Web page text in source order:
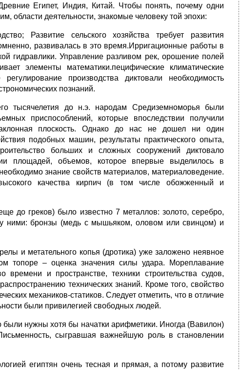
Египет, Индия, Китай. Чтобы понять, почему одни
области деятельности, знакомые человеку той эпохи:
Развитие сельского хозяйства требует развития
развивалась в это время.Ирригационные работы в
гидравлики. Управление разливом рек, орошение полей
элементы математики.пецифические климатические
производства диктовали необходимость
познаний.
тысячелетия до н.э. народам Средиземноморья были
приспособлений, которые впоследствии получили
плоскость. Однако до нас не дошел ни один
подобных машин, результаты практического опыта,
больших и сложных сооружений диктовало
площадей, объемов, которое впервые выделилось в
знание свойств материалов, материаловедение.
качества кирпич (в том числе обожженный и
до греков) было известно 7 металлов: золото, серебро,
ними: бронзы (медь с мышьяком, оловом или свинцом) и
и метательного копья (дротика) уже заложено неявное
топоре – оценка значения силы удара. Мореплавание
и пространстве, техники строительства судов,
технических знаний. Кроме того, свойство
механиков-статиков. Следует отметить, что в отличие
были привилегией свободных людей.
были нужны хотя бы начатки арифметики. Иногда (Вавилон)
сыгравшая важнейшую роль в становлении
египтян очень тесная и прямая, а потому развитие